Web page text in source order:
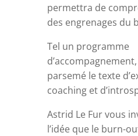
permettra de
des engrenages du
Tel un programme
parsemé le texte
coaching et
Astrid Le Fur vous
l’idée que le burn-